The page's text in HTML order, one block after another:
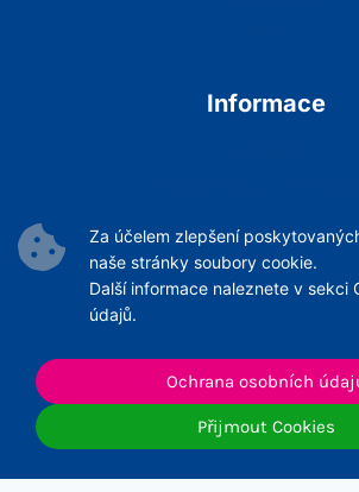
Informace
Archiv článků
© 2026 ČNeoS
Za účelem zlepšení
naše stránky soubory cookie.
Další informace naleznete v sekci
údajů.
Ochrana osobních
Přijmout Cookies